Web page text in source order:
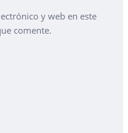
y web en este
comente.